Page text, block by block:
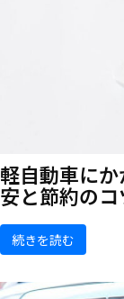
軽自動車に
安と節約の
続きを読む